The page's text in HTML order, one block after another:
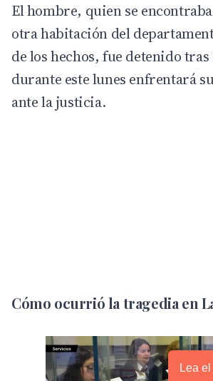
El hombre, quien se
otra habitación del
de los hechos, fue detenido
durante este lunes enfrentará
ante la justicia.
Cómo ocurrió la tragedia en
Lea